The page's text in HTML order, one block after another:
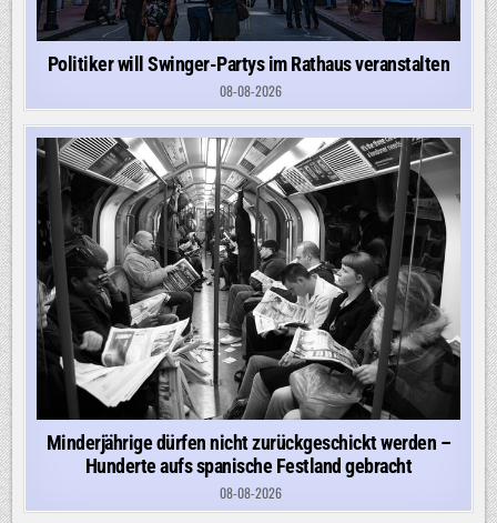
Politiker will Swinger-Partys im Rathaus veranstalten
08-08-2026
Minderjährige dürfen nicht zurückgeschickt werden –
Hunderte aufs spanische Festland gebracht
08-08-2026